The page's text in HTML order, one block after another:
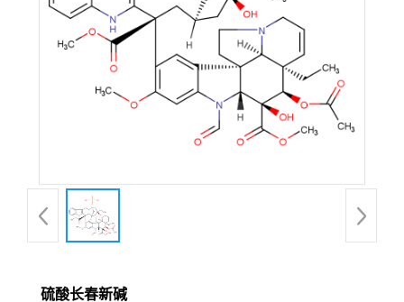
硫酸长春新碱